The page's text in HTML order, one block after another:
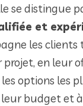
se distingue
et
les
projet, en leur
options les
budget et